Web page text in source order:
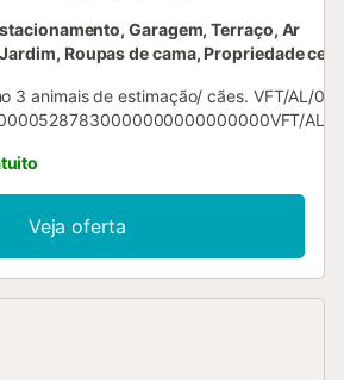
Garagem, Terraço, Ar
Roupas de cama, Propriedade
3 animais de estimação/ cães. VFT/AL/
AL/
Veja oferta